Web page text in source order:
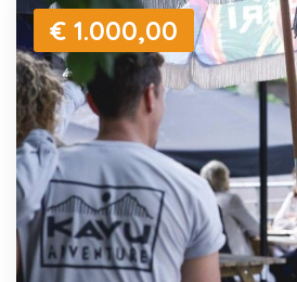
€ 1.000,00